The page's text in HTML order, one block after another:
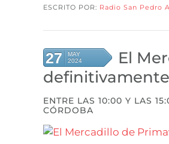
ESCRITO POR: Radio San Pedro
27
MAY
2024
El
ENTRE LAS 10:00 Y LAS
CÓRDOBA